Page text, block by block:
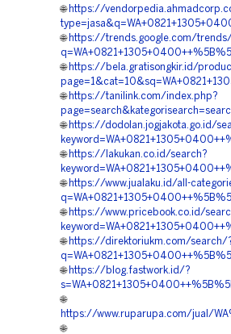
🌐 https://
🌐 https://trends.google.com/
🌐 https://bela.gratisongkir.id/
🌐 https://tanilink.com/index.php?
🌐 https://dodolan.jogjakota.go.id/
🌐 https://lakukan.co.id/search?
🌐 https://www.jualaku.id/all-
🌐 https://www.pricebook.co.id/
🌐 https://direktoriukm.com/search/
🌐 https://blog.fastwork.id/?
🌐
https://www.ruparupa.com/jual/
🌐